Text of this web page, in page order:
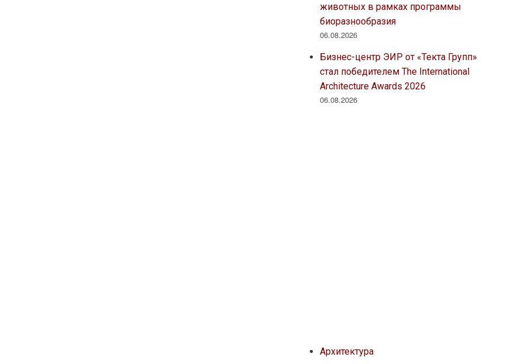
животных в рамках программы
биоразнообразия
06.08.2026
Бизнес-центр ЭИР от «Текта Групп»
стал победителем The International
Architecture Awards 2026
06.08.2026
Архитектура